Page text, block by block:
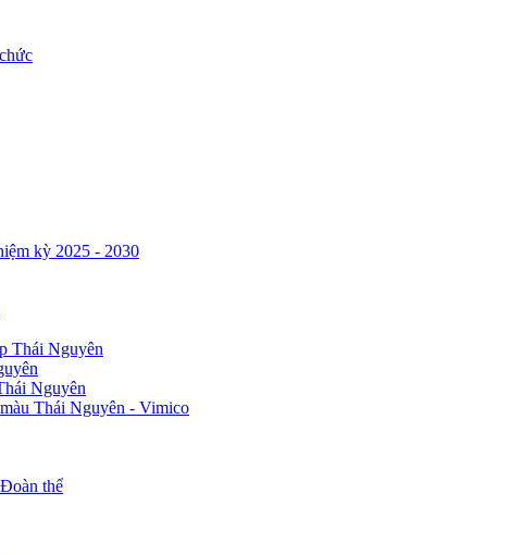
kỳ 2025 - 2030
Thái Nguyên
Nguyên
Thái Nguyên - Vimico
thể